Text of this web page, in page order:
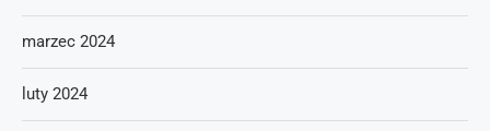
marzec 2024
luty 2024